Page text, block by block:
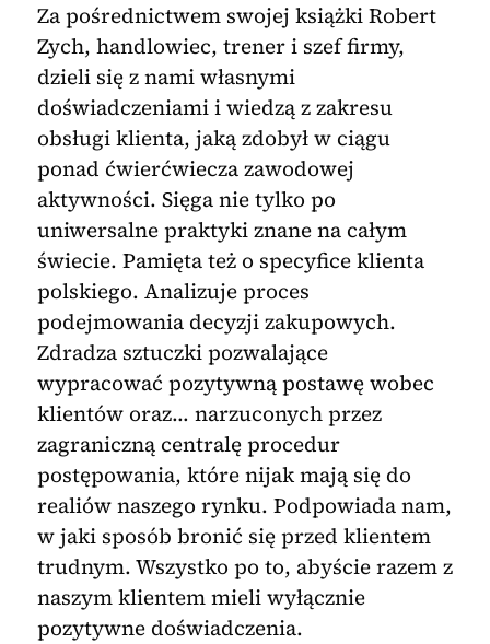
Za pośrednictwem swojej książki Robert
Zych, handlowiec, trener i szef firmy,
dzieli się z nami własnymi
doświadczeniami i wiedzą z zakresu
obsługi klienta, jaką zdobył w ciągu
ponad ćwierćwiecza zawodowej
aktywności. Sięga nie tylko po
uniwersalne praktyki znane na całym
świecie. Pamięta też o specyfice klienta
polskiego. Analizuje proces
podejmowania decyzji zakupowych.
Zdradza sztuczki pozwalające
wypracować pozytywną postawę wobec
klientów oraz… narzuconych przez
zagraniczną centralę procedur
postępowania, które nijak mają się do
realiów naszego rynku. Podpowiada nam,
w jaki sposób bronić się przed klientem
trudnym. Wszystko po to, abyście razem z
naszym klientem mieli wyłącznie
pozytywne doświadczenia.